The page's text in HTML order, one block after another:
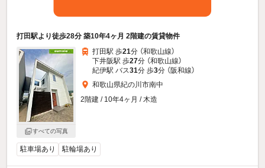
打田駅より徒歩28分 築10年4ヶ月 2階建の賃貸物件
すべての写真
打田駅 歩21分 （和歌山線）
下井阪駅 歩27分 （和歌山線）
紀伊駅 バス31分 歩3分 （阪和線）
和歌山県紀の川市南中
2階建 / 10年4ヶ月 / 木造
駐車場あり 駐輪場あり